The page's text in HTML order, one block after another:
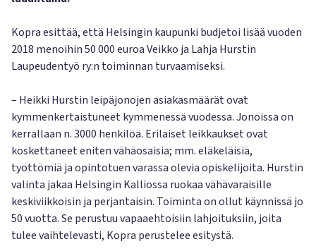
Kopra esittää, että Helsingin kaupunki budjetoi lisää vuoden
2018 menoihin 50 000 euroa Veikko ja Lahja Hurstin
Laupeudentyö ry:n toiminnan turvaamiseksi.
– Heikki Hurstin leipäjonojen asiakasmäärät ovat
kymmenkertaistuneet kymmenessä vuodessa. Jonoissa on
kerrallaan n. 3000 henkilöä. Erilaiset leikkaukset ovat
koskettaneet eniten vähäosaisia; mm. eläkeläisiä,
työttömiä ja opintotuen varassa olevia opiskelijoita. Hurstin
valinta jakaa Helsingin Kalliossa ruokaa vähävaraisille
keskiviikkoisin ja perjantaisin. Toiminta on ollut käynnissä jo
50 vuotta. Se perustuu vapaaehtoisiin lahjoituksiin, joita
tulee vaihtelevasti, Kopra perustelee esitystä.